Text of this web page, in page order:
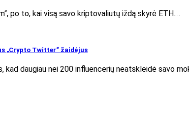
po to, kai visą savo kriptovaliutų iždą skyrė ETH.…
„Crypto Twitter“ žaidėjus
daugiau nei 200 influencerių neatskleidė savo